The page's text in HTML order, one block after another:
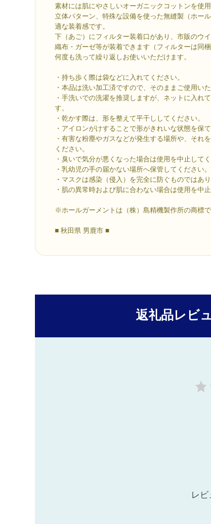
素材には肌にやさしいオーガニックコットンを使用
立体パターン、特殊な設備を使った無縫製（ホー
適な装着感です。
下（あご）にフィルター装着口があり、市販のウ
織布・ガーゼ等が装着できます（フィルターは同梱
何度も洗って繰り返しお使いいただけます。
・持ち歩く際は袋などに入れてください。
・本品は洗い加工済ですので、そのままご使用いた
・手洗いでの洗濯を推奨しますが、ネットに入れ
す。
・乾かす際は、形を整えて平干ししてください。
・アイロンがけすることで形がきれいな状態を保て
・有害な粉塵やガスなどが発生する場所や、それ
ください。
・臭いで気分が悪くなった場合は使用を中止してく
・乳幼児の手の届かない場所へ保管してください。
・マスクは感染（侵入）を完全に防ぐものではあり
・肌の異常時および肌に合わない場合は使用を中止
※ホールガーメントは（株）島精機製作所の商標で
■ 秋田県 男鹿市 ■
返礼品レビ
レ